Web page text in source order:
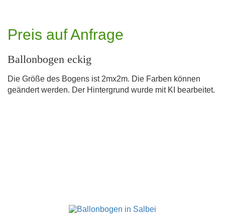
Preis auf Anfrage
Ballonbogen eckig
Die Größe des Bogens ist 2mx2m. Die Farben können
geändert werden. Der Hintergrund wurde mit KI bearbeitet.